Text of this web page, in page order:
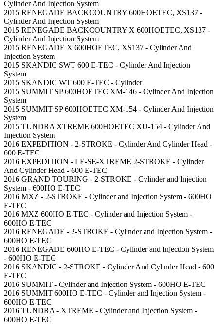
Cylinder And Injection System
2015 RENEGADE BACKCOUNTRY 600HOETEC, XS137 -
Cylinder And Injection System
2015 RENEGADE BACKCOUNTRY X 600HOETEC, XS137 -
Cylinder And Injection System
2015 RENEGADE X 600HOETEC, XS137 - Cylinder And
Injection System
2015 SKANDIC SWT 600 E-TEC - Cylinder And Injection
System
2015 SKANDIC WT 600 E-TEC - Cylinder
2015 SUMMIT SP 600HOETEC XM-146 - Cylinder And Injection
System
2015 SUMMIT SP 600HOETEC XM-154 - Cylinder And Injection
System
2015 TUNDRA XTREME 600HOETEC XU-154 - Cylinder And
Injection System
2016 EXPEDITION - 2-STROKE - Cylinder And Cylinder Head -
600 E-TEC
2016 EXPEDITION - LE-SE-XTREME 2-STROKE - Cylinder
And Cylinder Head - 600 E-TEC
2016 GRAND TOURING - 2-STROKE - Cylinder and Injection
System - 600HO E-TEC
2016 MXZ - 2-STROKE - Cylinder and Injection System - 600HO
E-TEC
2016 MXZ 600HO E-TEC - Cylinder and Injection System -
600HO E-TEC
2016 RENEGADE - 2-STROKE - Cylinder and Injection System -
600HO E-TEC
2016 RENEGADE 600HO E-TEC - Cylinder and Injection System
- 600HO E-TEC
2016 SKANDIC - 2-STROKE - Cylinder And Cylinder Head - 600
E-TEC
2016 SUMMIT - Cylinder and Injection System - 600HO E-TEC
2016 SUMMIT 600HO E-TEC - Cylinder and Injection System -
600HO E-TEC
2016 TUNDRA - XTREME - Cylinder and Injection System -
600HO E-TEC